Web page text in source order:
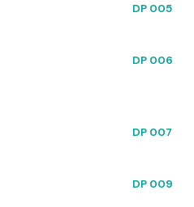
DP 005
DP 006
DP 007
DP 009